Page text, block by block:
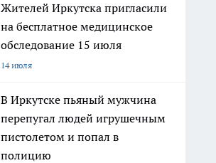
Жителей Иркутска пригласили
на бесплатное медицинское
обследование 15 июля
14 июля
В Иркутске пьяный мужчина
перепугал людей игрушечным
пистолетом и попал в
полицию